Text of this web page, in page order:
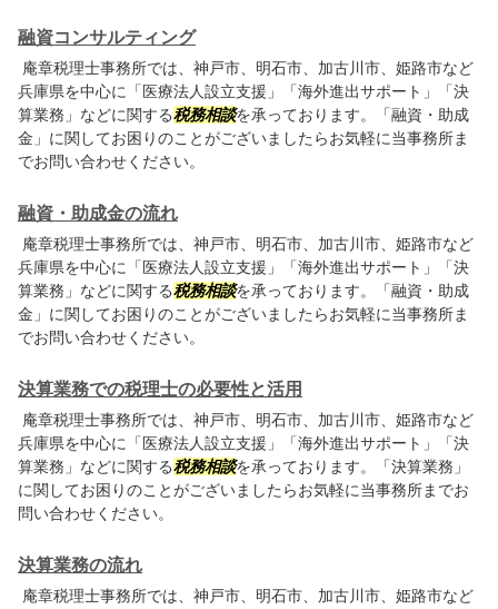
融資コンサルティング
庵章税理士事務所では、神戸市、明石市、加古川市、姫路市など
兵庫県を中心に「医療法人設立支援」「海外進出サポート」「決
算業務」などに関する税務相談を承っております。「融資・助成
金」に関してお困りのことがございましたらお気軽に当事務所ま
でお問い合わせください。
融資・助成金の流れ
庵章税理士事務所では、神戸市、明石市、加古川市、姫路市など
兵庫県を中心に「医療法人設立支援」「海外進出サポート」「決
算業務」などに関する税務相談を承っております。「融資・助成
金」に関してお困りのことがございましたらお気軽に当事務所ま
でお問い合わせください。
決算業務での税理士の必要性と活用
庵章税理士事務所では、神戸市、明石市、加古川市、姫路市など
兵庫県を中心に「医療法人設立支援」「海外進出サポート」「決
算業務」などに関する税務相談を承っております。「決算業務」
に関してお困りのことがございましたらお気軽に当事務所までお
問い合わせください。
決算業務の流れ
庵章税理士事務所では、神戸市、明石市、加古川市、姫路市など